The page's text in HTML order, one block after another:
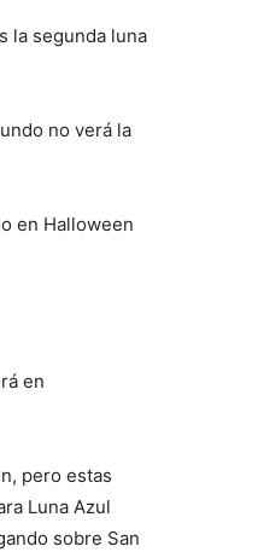
la segunda luna
no verá la
en Halloween
pero estas
Luna Azul
sobre San